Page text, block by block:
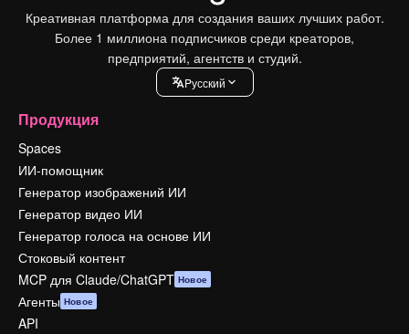
Креативная платформа для создания ваших лучших работ.
Более 1 миллиона подписчиков среди креаторов,
предприятий, агентств и студий.
Pусский
Продукция
Spaces
ИИ-помощник
Генератор изображений ИИ
Генератор видео ИИ
Генератор голоса на основе ИИ
Стоковый контент
MCP для Claude/ChatGPT Новое
Агенты Новое
API